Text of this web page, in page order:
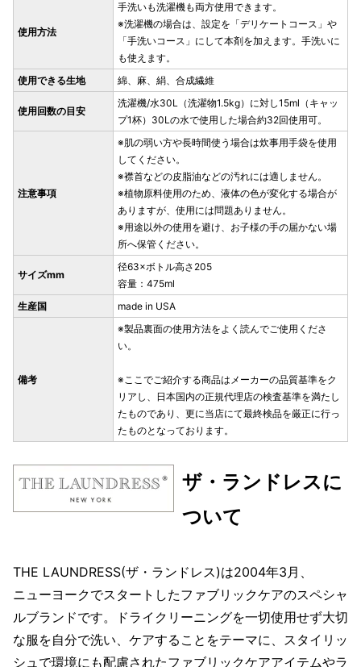
使用方法
手洗いも洗濯機も両方使用できます。
※洗濯機の場合は、設定を「デリケートコース」や
「手洗いコース」にして本剤を加えます。手洗いに
も使えます。
使用できる生地
綿、麻、絹、合成繊維
使用回数の目安
洗濯機/水30L（洗濯物1.5kg）に対し15ml（キャッ
プ1杯）30Lの水で使用した場合約32回使用可。
注意事項
※肌の弱い方や長時間使う場合は炊事用手袋を使用
してください。
※襟首などの皮脂油などの汚れには適しません。
※植物原料使用のため、液体の色が変化する場合が
ありますが、使用には問題ありません。
※用途以外の使用を避け、お子様の手の届かない場
所へ保管ください。
サイズmm
径63×ボトル高さ205
容量：475ml
生産国
made in USA
備考
※製品裏面の使用方法をよく読んでご使用くださ
い。
※ここでご紹介する商品はメーカーの品質基準をク
リアし、日本国内の正規代理店の検査基準を満たし
たものであり、更に当店にて最終検品を厳正に行っ
たものとなっております。
ザ・ランドレスに
ついて
THE LAUNDRESS(ザ・ランドレス)は2004年3月、
ニューヨークでスタートしたファブリックケアのスペシャ
ルブランドです。ドライクリーニングを一切使用せず大切
な服を自分で洗い、ケアすることをテーマに、スタイリッ
シュで環境にも配慮されたファブリックケアアイテムやラ